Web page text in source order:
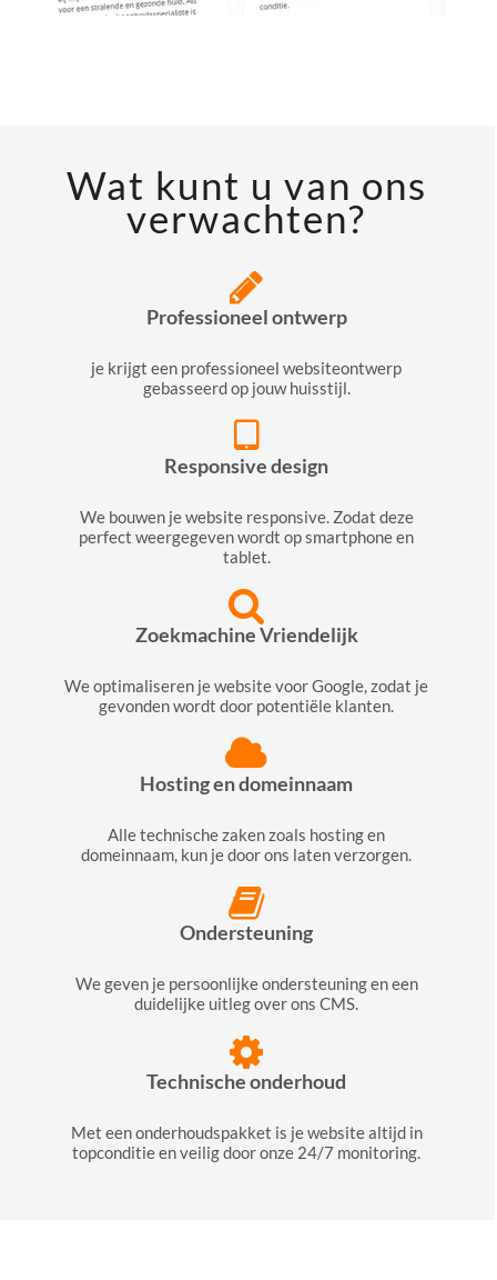
Wat kunt u van ons
verwachten?
Professioneel ontwerp
je krijgt een professioneel websiteontwerp
gebasseerd op jouw huisstijl.
Responsive design
We bouwen je website responsive. Zodat deze
perfect weergegeven wordt op smartphone en
tablet.
Zoekmachine Vriendelijk
We optimaliseren je website voor Google, zodat je
gevonden wordt door potentiële klanten.
Hosting en domeinnaam
Alle technische zaken zoals hosting en
domeinnaam, kun je door ons laten verzorgen.
Ondersteuning
We geven je persoonlijke ondersteuning en een
duidelijke uitleg over ons CMS.
Technische onderhoud
Met een onderhoudspakket is je website altijd in
topconditie en veilig door onze 24/7 monitoring.